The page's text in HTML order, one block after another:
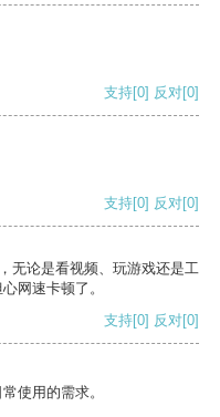
支持[0] 反对[0]
支持[0] 反对[0]
无论是看视频、玩游戏还是工
网速卡顿了。
支持[0] 反对[0]
使用的需求。